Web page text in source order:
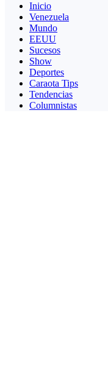
Inicio
Venezuela
Mundo
EEUU
Sucesos
Show
Deportes
Caraota Tips
Tendencias
Columnistas